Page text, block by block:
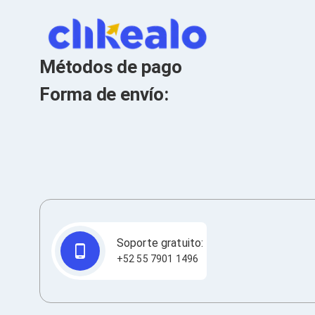
Cables Coaxiales
Accesorios para Cables
Jacks de Red
Conectores
Tapas y Cajas
Herramientas para Cables
Pinzas Ponchadoras
Sujetadores de Cables
Cinchos
Adaptadores PC
Adaptadores PC USB
Adaptadores PC Serial
Adaptadores PC IDE
Métodos de pago
Forma de envío:
Soporte gratuito:
+52 55 7901 1496